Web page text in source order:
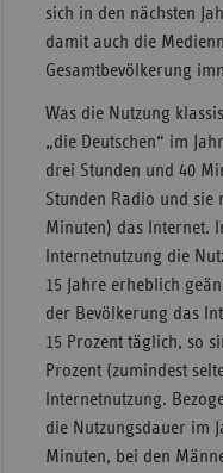
sich in den nächsten
damit auch die
Gesamtbevölkerung
Was die Nutzung
„die Deutschen“ im
drei Stunden und 40
Stunden Radio und sie
Minuten) das Internet.
Internetnutzung die
15 Jahre erheblich
der Bevölkerung das
15 Prozent täglich, so
Prozent (zumindest
Internetnutzung.
die Nutzungsdauer im
Minuten, bei den